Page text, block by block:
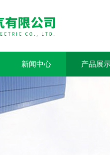
新闻中心 产品展